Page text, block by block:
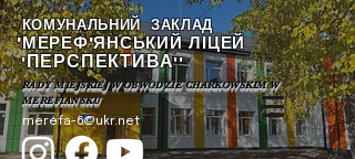
КОМУНАЛЬНИЙ ЗАКЛАД
"МЕРЕФ'ЯНСЬКИЙ ЛІЦЕЙ
"ПЕРСПЕКТИВА""
RADY MIEJSKIEJ W OBWODZIE CHARKOWSKIM W
MEREFIANSKU
merefa-6@ukr.net